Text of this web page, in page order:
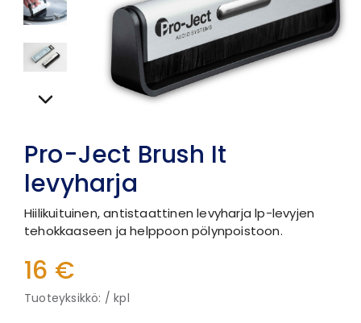
Pro-Ject Brush It
levyharja
Hiilikuituinen, antistaattinen levyharja lp-levyjen
tehokkaaseen ja helppoon pölynpoistoon.
16 €
Tuoteyksikkö: / kpl